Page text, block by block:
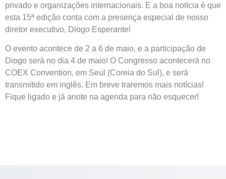
privado e organizações internacionais. E a boa notícia é que
esta 15ª edição conta com a presença especial de nosso
diretor executivo, Diogo Esperante!
O evento acontece de 2 a 6 de maio, e a participação de
Diogo será no dia 4 de maio! O Congresso acontecerá no
COEX Convention, em Seul (Coreia do Sul), e será
transmitido em inglês. Em breve traremos mais notícias!
Fique ligado e já anote na agenda para não esquecer!